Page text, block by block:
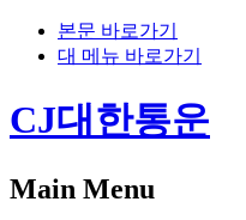
본문 바로가기
대 메뉴 바로가기
CJ대한통운
Main Menu